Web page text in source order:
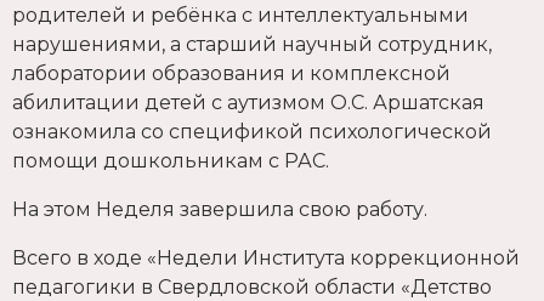
родителей и ребёнка с интеллектуальными
нарушениями, а старший научный сотрудник,
лаборатории образования и комплексной
абилитации детей с аутизмом О.С. Аршатская
ознакомила со спецификой психологической
помощи дошкольникам с РАС.
На этом Неделя завершила свою работу.
Всего в ходе «Недели Института коррекционной
педагогики в Свердловской области «Детство